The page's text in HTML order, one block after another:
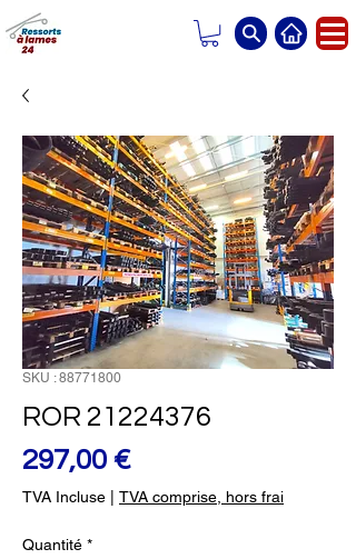
SKU : 88771800
ROR 21224376
297,00 €Prix
TVA Incluse TVA comprise, hors frai
Quantité *